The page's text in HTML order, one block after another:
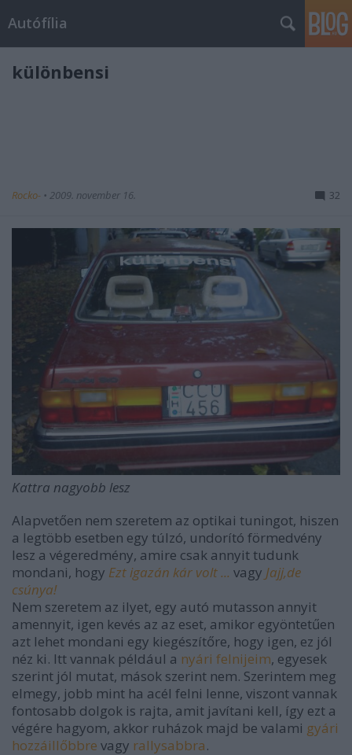
Autófília
különbensi
Rocko- • 2009. november 16. 32
Kattra nagyobb lesz
Alapvetően nem szeretem az optikai tuningot, hiszen
a legtöbb esetben egy túlzó, undorító förmedvény
lesz a végeredmény, amire csak annyit tudunk
mondani, hogy Ezt igazán kár volt ... vagy Jajj,de
csúnya!
Nem szeretem az ilyet, egy autó mutasson annyit
amennyit, igen kevés az az eset, amikor egyöntetűen
azt lehet mondani egy kiegészítőre, hogy igen, ez jól
néz ki. Itt vannak például a nyári felnijeim, egyesek
szerint jól mutat, mások szerint nem. Szerintem meg
elmegy, jobb mint ha acél felni lenne, viszont vannak
fontosabb dolgok is rajta, amit javítani kell, így ezt a
végére hagyom, akkor ruházok majd be valami gyári
hozzáillőbbre vagy rallysabbra.